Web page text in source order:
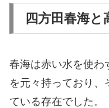
四方田春海と
春海は赤い水を使わ
を元々持っており、
ている存在でした。